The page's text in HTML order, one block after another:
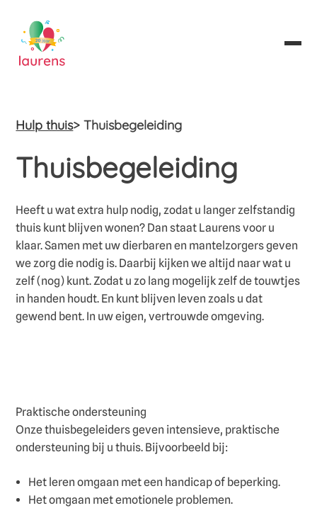
Hulp thuis> Thuisbegeleiding
Thuisbegeleiding
Heeft u wat extra hulp nodig, zodat u langer zelfstandig
thuis kunt blijven wonen? Dan staat Laurens voor u
klaar. Samen met uw dierbaren en mantelzorgers geven
we zorg die nodig is. Daarbij kijken we altijd naar wat u
zelf (nog) kunt. Zodat u zo lang mogelijk zelf de touwtjes
in handen houdt. En kunt blijven leven zoals u dat
gewend bent. In uw eigen, vertrouwde omgeving.
Praktische ondersteuning
Onze thuisbegeleiders geven intensieve, praktische
ondersteuning bij u thuis. Bijvoorbeeld bij:
Het leren omgaan met een handicap of beperking.
Het omgaan met emotionele problemen.